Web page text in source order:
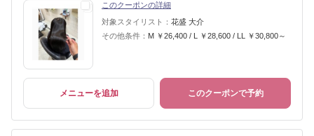
このクーポンの詳細
対象スタイリスト： 花盛 大介
その他条件： M ￥26,400 / L ￥28,600 / LL ￥30,800～
メニューを追加 このクーポンで予約